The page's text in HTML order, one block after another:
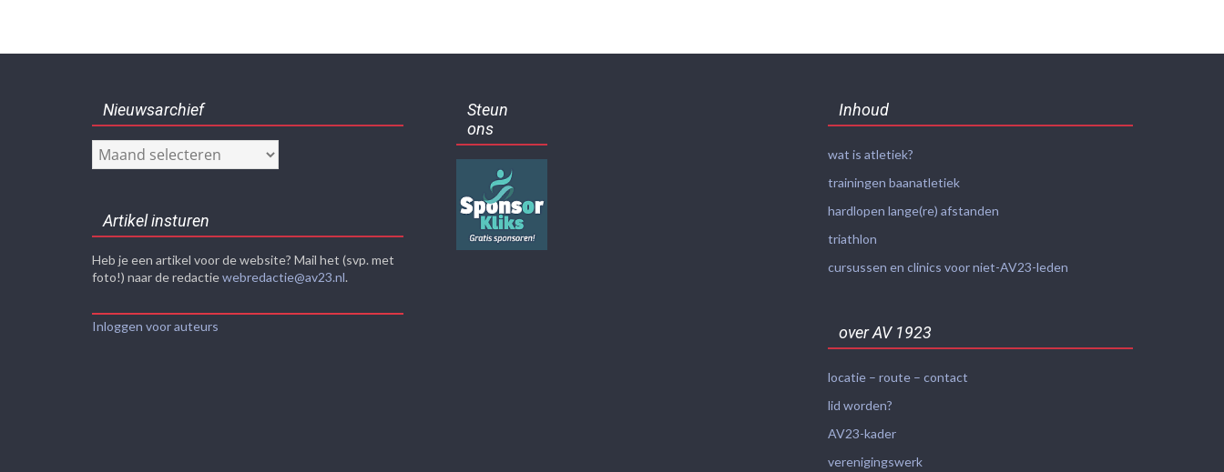
Nieuwsarchief
Nieuwsarchief
Artikel insturen
Heb je een artikel voor de website? Mail het (svp. met
foto!) naar de redactiewebredactie@av23.nl.
Inloggen voor auteurs
Steun
ons
Inhoud
wat is atletiek?
trainingen baanatletiek
hardlopen lange(re) afstanden
triathlon
cursussen en clinics voor niet-AV23-leden
over AV 1923
locatie – route – contact
lid worden?
AV23-kader
verenigingswerk